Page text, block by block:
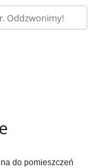
do pomieszczeń